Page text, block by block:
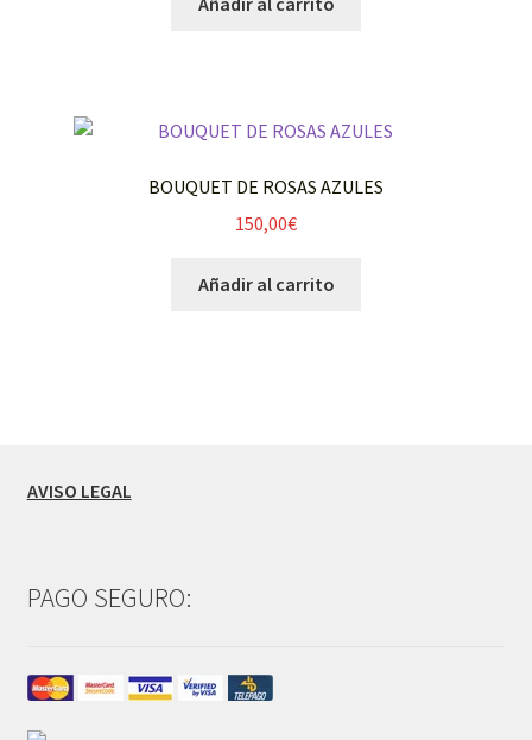
BOUQUET DE ROSAS AZULES
150,00€
Añadir al carrito
AVISO LEGAL
PAGO SEGURO: